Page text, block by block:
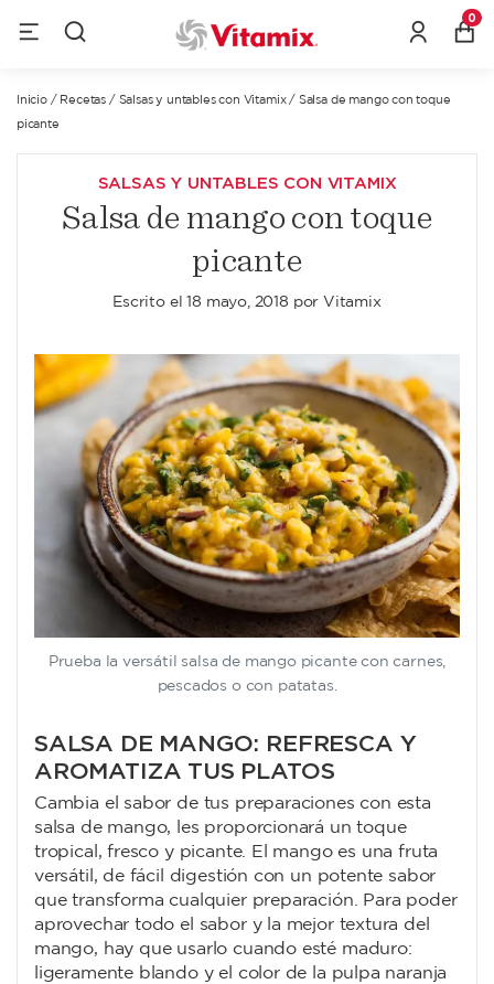
0
Inicio/ Recetas / Salsas y untables con Vitamix/ Salsa de mango con toque
picante
SALSAS Y UNTABLES CON VITAMIX
Salsa de mango con toque
picante
Escrito el18 mayo, 2018 por Vitamix
Prueba la versátil salsa de mango picante con carnes,
pescados o con patatas.
SALSA DE MANGO: REFRESCA Y
AROMATIZA TUS PLATOS
Cambia el sabor de tus preparaciones con esta
salsa de mango, les proporcionará un toque
tropical, fresco y picante. El mango es una fruta
versátil, de fácil digestión con un potente sabor
que transforma cualquier preparación. Para poder
aprovechar todo el sabor y la mejor textura del
mango, hay que usarlo cuando esté maduro:
ligeramente blando y el color de la pulpa naranja